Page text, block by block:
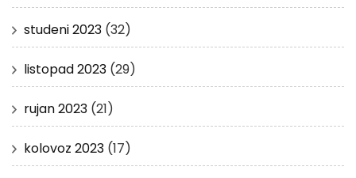
studeni 2023 (32)
listopad 2023 (29)
rujan 2023 (21)
kolovoz 2023 (17)